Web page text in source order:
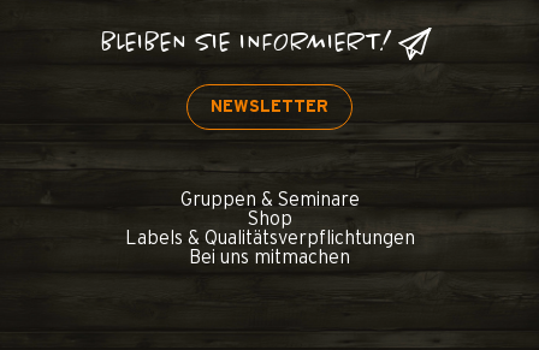
BLEIBEN SIE INFORMIERT!
NEWSLETTER
Gruppen & Seminare
Shop
Labels & Qualitätsverpflichtungen
Bei uns mitmachen